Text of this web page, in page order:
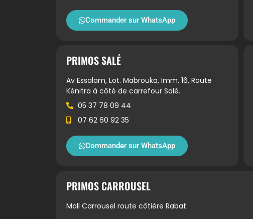
Commander sur WhatsApp
PRIMOS SALÉ
Av Essalam, Lot. Mabrouka, Imm. 16, Route
Kénitra à côté de carrefour Salé.
05 37 78 09 44
07 62 60 92 35
Commander sur WhatsApp
PRIMOS CARROUSEL
Mall Carrousel route côtière Rabat